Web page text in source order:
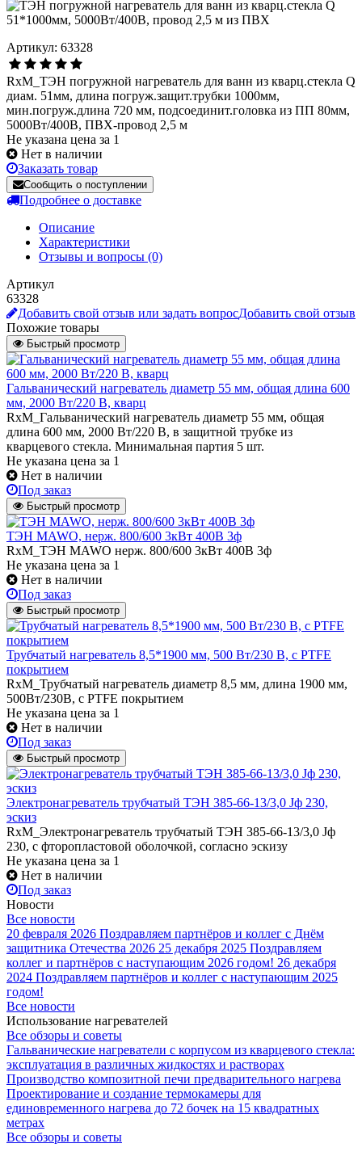
Артикул: 63328
RxM_ТЭН погружной нагреватель для ванн из кварц.стекла Q
диам. 51мм, длина погруж.защит.трубки 1000мм,
мин.погруж.длина 720 мм, подсоединит.головка из ПП 80мм,
5000Вт/400В, ПВХ-провод 2,5 м
Не указана цена за 1
Нет в наличии
Заказать товар
Сообщить о поступлении
Подробнее о доставке
Описание
Характеристики
Отзывы и вопросы (0)
Артикул
63328
Добавить свой отзыв или задать вопросДобавить свой отзыв
Похожие товары
Быстрый просмотр
Гальванический нагреватель диаметр 55 мм, общая длина 600
мм, 2000 Вт/220 В, кварц
RxM_Гальванический нагреватель диаметр 55 мм, общая
длина 600 мм, 2000 Вт/220 В, в защитной трубке из
кварцевого стекла. Минимальная партия 5 шт.
Не указана цена за 1
Нет в наличии
Под заказ
Быстрый просмотр
ТЭН MAWO, нерж. 800/600 3кВт 400В 3ф
RxM_ТЭН MAWO нерж. 800/600 3кВт 400В 3ф
Не указана цена за 1
Нет в наличии
Под заказ
Быстрый просмотр
Трубчатый нагреватель 8,5*1900 мм, 500 Вт/230 В, с PTFE
покрытием
RxM_Трубчатый нагреватель диаметр 8,5 мм, длина 1900 мм,
500Вт/230В, c PTFE покрытием
Не указана цена за 1
Нет в наличии
Под заказ
Быстрый просмотр
Электронагреватель трубчатый ТЭН 385-66-13/3,0 Jф 230,
эскиз
RxM_Электронагреватель трубчатый ТЭН 385-66-13/3,0 Jф
230, с фторопластовой оболочкой, согласно эскизу
Не указана цена за 1
Нет в наличии
Под заказ
Новости
Все новости
20 февраля 2026 Поздравляем партнёров и коллег с Днём
защитника Отечества 2026 25 декабря 2025 Поздравляем
коллег и партнёров с наступающим 2026 годом! 26 декабря
2024 Поздравляем партнёров и коллег с наступающим 2025
годом!
Все новости
Использование нагревателей
Все обзоры и советы
Гальванические нагреватели с корпусом из кварцевого стекла:
эксплуатация в различных жидкостях и растворах
Производство композитной печи предварительного нагрева
Проектирование и создание термокамеры для
единовременного нагрева до 72 бочек на 15 квадратных
метрах
Все обзоры и советы